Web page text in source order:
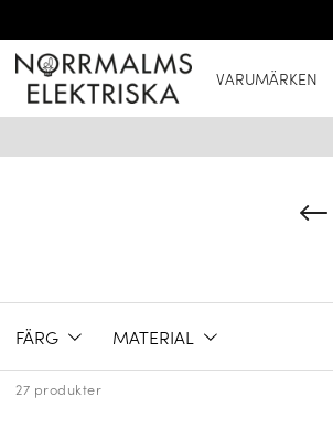
VARUMÄRKEN
FÄRG MATERIAL
27 produkter